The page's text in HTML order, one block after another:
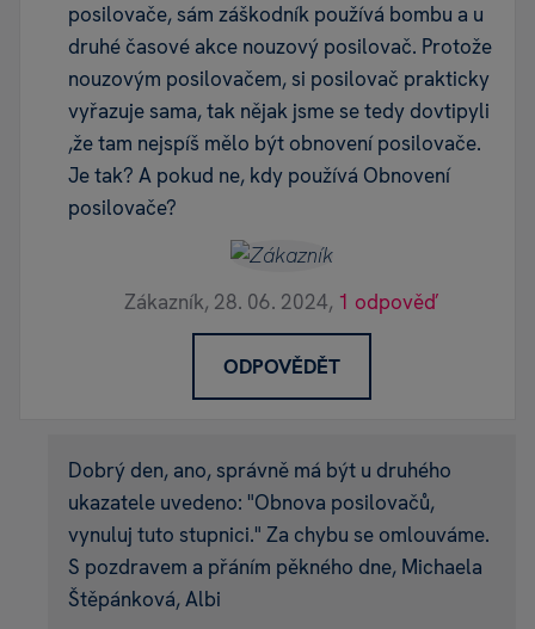
posilovače, sám záškodník používá bombu a u
druhé časové akce nouzový posilovač. Protože
nouzovým posilovačem, si posilovač prakticky
vyřazuje sama, tak nějak jsme se tedy dovtipyli
,že tam nejspíš mělo být obnovení posilovače.
Je tak? A pokud ne, kdy používá Obnovení
posilovače?
Zákazník, 28. 06. 2024, 1 odpověď
ODPOVĚDĚT
Dobrý den, ano, správně má být u druhého
ukazatele uvedeno: "Obnova posilovačů,
vynuluj tuto stupnici." Za chybu se omlouváme.
S pozdravem a přáním pěkného dne, Michaela
Štěpánková, Albi